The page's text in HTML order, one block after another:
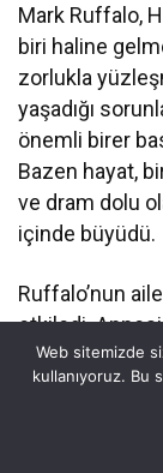
Mark Ruffalo,
biri haline
zorlukla
yaşadığı
önemli birer
Bazen hayat,
ve dram dolu
içinde büyüdü.
Ruffalo’nun
etkiledi.
girişimci
aile içindeki
ortam yarattı.
için mücadele
Bu web sitesinde en
Web sitemizde
kullanıyoruz. Bu